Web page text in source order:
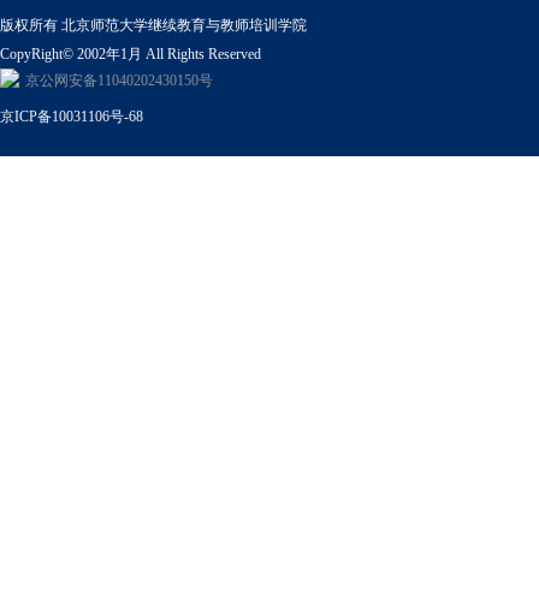
版权所有 北京师范大学继续教育与教师培训学院
CopyRight© 2002年1月 All Rights Reserved
京公网安备11040202430150号
京ICP备10031106号-68